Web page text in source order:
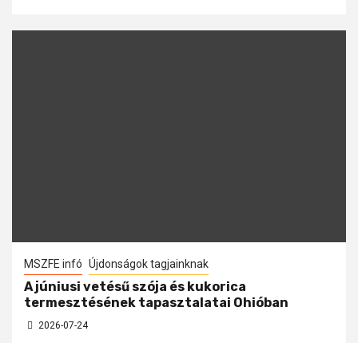
MSZFE infó Újdonságok tagjainknak
A júniusi vetésű szója és kukorica
termesztésének tapasztalatai Ohióban
2026-07-24